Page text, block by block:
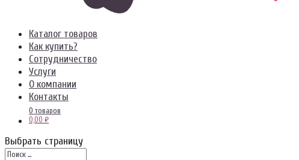
Каталог товаров
Как купить?
Сотрудничество
Услуги
О компании
Контакты
0 товаров
0,00 ₽
Выбрать страницу